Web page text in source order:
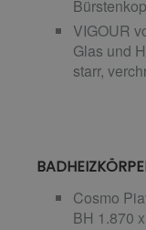
VIGOUR
Glas und
starr,
Cosmo
BH 1.870